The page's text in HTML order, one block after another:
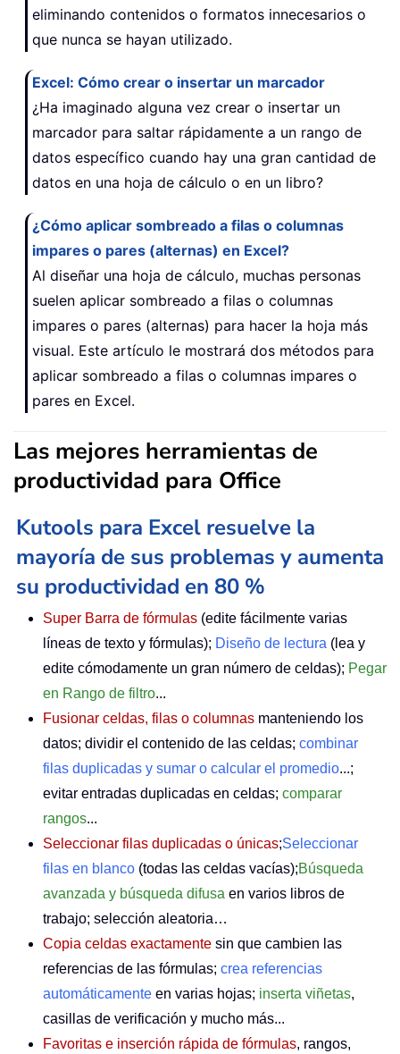
eliminando contenidos o formatos innecesarios o
que nunca se hayan utilizado.
Excel: Cómo crear o insertar un marcador
¿Ha imaginado alguna vez crear o insertar un
marcador para saltar rápidamente a un rango de
datos específico cuando hay una gran cantidad de
datos en una hoja de cálculo o en un libro?
¿Cómo aplicar sombreado a filas o columnas
impares o pares (alternas) en Excel?
Al diseñar una hoja de cálculo, muchas personas
suelen aplicar sombreado a filas o columnas
impares o pares (alternas) para hacer la hoja más
visual. Este artículo le mostrará dos métodos para
aplicar sombreado a filas o columnas impares o
pares en Excel.
Las mejores herramientas de
productividad para Office
Kutools para Excel resuelve la
mayoría de sus problemas y aumenta
su productividad en 80 %
Super Barra de fórmulas (edite fácilmente varias
líneas de texto y fórmulas); Diseño de lectura (lea y
edite cómodamente un gran número de celdas); Pegar
en Rango de filtro...
Fusionar celdas, filas o columnas manteniendo los
datos; dividir el contenido de las celdas; combinar
filas duplicadas y sumar o calcular el promedio...;
evitar entradas duplicadas en celdas; comparar
rangos...
Seleccionar filas duplicadas o únicas;Seleccionar
filas en blanco (todas las celdas vacías);Búsqueda
avanzada y búsqueda difusa en varios libros de
trabajo; selección aleatoria…
Copia celdas exactamente sin que cambien las
referencias de las fórmulas; crea referencias
automáticamente en varias hojas; inserta viñetas,
casillas de verificación y mucho más...
Favoritas e inserción rápida de fórmulas, rangos,